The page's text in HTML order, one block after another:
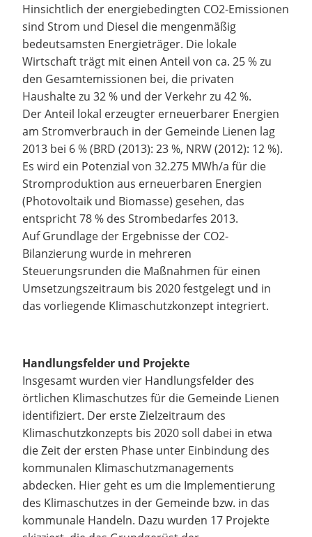
Hinsichtlich der energiebedingten CO2-Emissionen
sind Strom und Diesel die mengenmäßig
bedeutsamsten Energieträger. Die lokale
Wirtschaft trägt mit einen Anteil von ca. 25 % zu
den Gesamtemissionen bei, die privaten
Haushalte zu 32 % und der Verkehr zu 42 %.
Der Anteil lokal erzeugter erneuerbarer Energien
am Stromverbrauch in der Gemeinde Lienen lag
2013 bei 6 % (BRD (2013): 23 %, NRW (2012): 12 %).
Es wird ein Potenzial von 32.275 MWh/a für die
Stromproduktion aus erneuerbaren Energien
(Photovoltaik und Biomasse) gesehen, das
entspricht 78 % des Strombedarfes 2013.
Auf Grundlage der Ergebnisse der CO2-
Bilanzierung wurde in mehreren
Steuerungsrunden die Maßnahmen für einen
Umsetzungszeitraum bis 2020 festgelegt und in
das vorliegende Klimaschutzkonzept integriert.
Handlungsfelder und Projekte
Insgesamt wurden vier Handlungsfelder des
örtlichen Klimaschutzes für die Gemeinde Lienen
identifiziert. Der erste Zielzeitraum des
Klimaschutzkonzepts bis 2020 soll dabei in etwa
die Zeit der ersten Phase unter Einbindung des
kommunalen Klimaschutzmanagements
abdecken. Hier geht es um die Implementierung
des Klimaschutzes in der Gemeinde bzw. in das
kommunale Handeln. Dazu wurden 17 Projekte